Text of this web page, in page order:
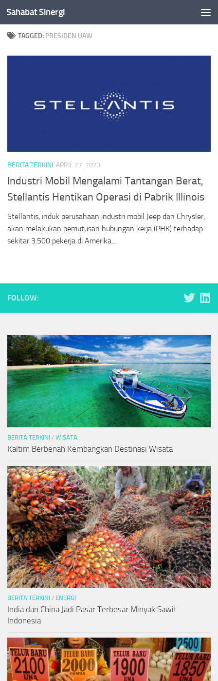
Skip to content
Sahabat Sinergi
TAGGED: PRESIDEN UAW
BERITA TERKINI APRIL 27, 2023
Industri Mobil Mengalami Tantangan Berat,
Stellantis Hentikan Operasi di Pabrik Illinois
Stellantis, induk perusahaan industri mobil Jeep dan Chrysler,
akan melakukan pemutusan hubungan kerja (PHK) terhadap
sekitar 3.500 pekerja di Amerika...
FOLLOW:
BERITA TERKINI / WISATA
Kaltim Berbenah Kembangkan Destinasi Wisata
BERITA TERKINI / ENERGI
India dan China Jadi Pasar Terbesar Minyak Sawit
Indonesia